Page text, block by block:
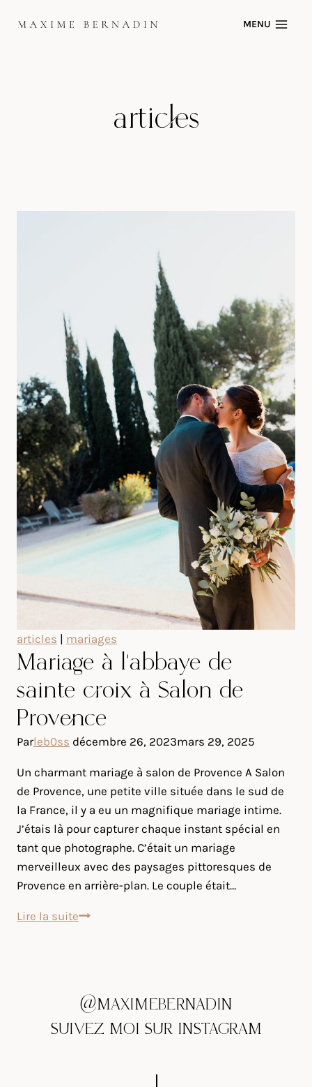
MENU
articles
articles | mariages
Mariage à l’abbaye de
sainte croix à Salon de
Provence
Parleb0ss décembre 26, 2023mars 29, 2025
Un charmant mariage à salon de Provence A Salon
de Provence, une petite ville située dans le sud de
la France, il y a eu un magnifique mariage intime.
J’étais là pour capturer chaque instant spécial en
tant que photographe. C’était un mariage
merveilleux avec des paysages pittoresques de
Provence en arrière-plan. Le couple était…
Lire la suiteMariage
croix
à
@MAXIMEBERNADIN
SUIVEZ MOI SUR INSTAGRAM